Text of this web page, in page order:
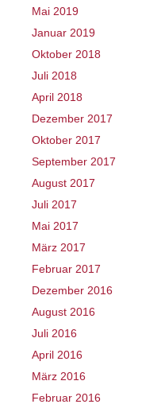
Mai 2019
Januar 2019
Oktober 2018
Juli 2018
April 2018
Dezember 2017
Oktober 2017
September 2017
August 2017
Juli 2017
Mai 2017
März 2017
Februar 2017
Dezember 2016
August 2016
Juli 2016
April 2016
März 2016
Februar 2016